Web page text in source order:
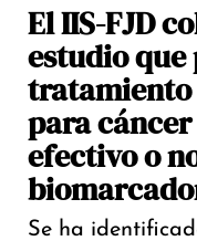
El IIS-FJD
estudio
para
efectivo o
Se ha